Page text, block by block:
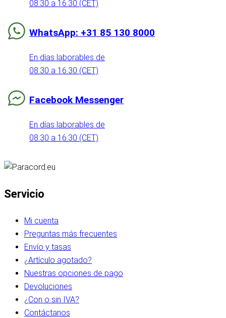
08:30 a 16:30 (CET)
WhatsApp: +31 85 130 8000
En días laborables de
08:30 a 16:30 (CET)
Facebook Messenger
En días laborables de
08:30 a 16:30 (CET)
Servicio
Mi cuenta
Preguntas más frecuentes
Envío y tasas
¿Artículo agotado?
Nuestras opciones de pago
Devoluciones
¿Con o sin IVA?
Contáctanos